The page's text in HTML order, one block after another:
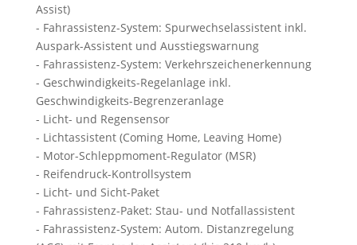
Assist)
- Fahrassistenz-System: Spurwechselassistent inkl.
Auspark-Assistent und Ausstiegswarnung
- Fahrassistenz-System: Verkehrszeichenerkennung
- Geschwindigkeits-Regelanlage inkl.
Geschwindigkeits-Begrenzeranlage
- Licht- und Regensensor
- Lichtassistent (Coming Home, Leaving Home)
- Motor-Schleppmoment-Regulator (MSR)
- Reifendruck-Kontrollsystem
- Licht- und Sicht-Paket
- Fahrassistenz-Paket: Stau- und Notfallassistent
- Fahrassistenz-System: Autom. Distanzregelung